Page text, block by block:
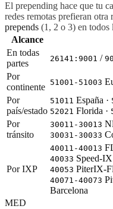
El prepending hace que tu
redes remotas prefieran otra
prepends (1, 2 o 3) en todos
Alcance
En todas
partes
26141:9001 /
Por
continente 51001-51003
Por
país/estado
51011 España ·
52021 Florida ·
Por
tránsito
30011-30013
30031-30033
Por IXP
40011-40013
40033 Speed-IX
40053 PiterIX-
40071-40073
Barcelona
MED